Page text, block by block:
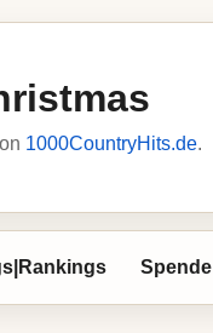
1000CountryHits.de.
Spende